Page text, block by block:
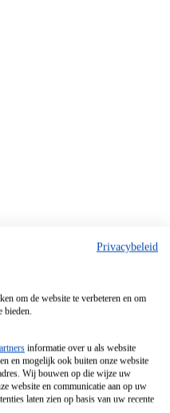
Privacybeleid
om de website te verbeteren en om
bieden.
informatie over u als website
en mogelijk ook buiten onze website
Wij bouwen op die wijze uw
website en communicatie aan op uw
laten zien op basis van uw recente